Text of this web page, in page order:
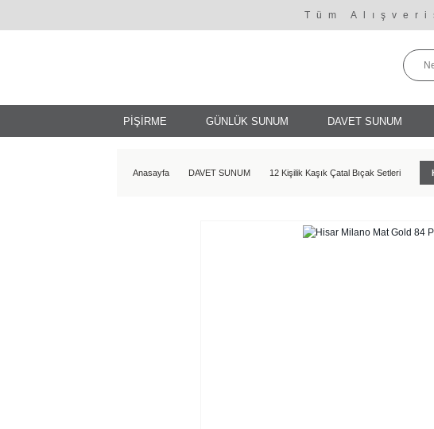
Tüm
PİŞİRME GÜNLÜK SUNUM DAVET SUNUM
Anasayfa DAVET SUNUM 12 Kişilik Kaşık Çatal Bıçak Setleri